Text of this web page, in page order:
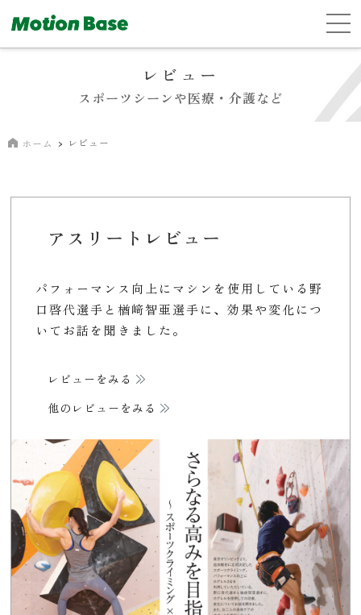
レビュー
スポーツシーンや医療・介護など
ホーム レビュー
アスリートレビュー
パフォーマンス向上にマシンを使用している野
口啓代選手と楢﨑智亜選手に、効果や変化につ
いてお話を聞きました。
レビューをみる
他のレビューをみる